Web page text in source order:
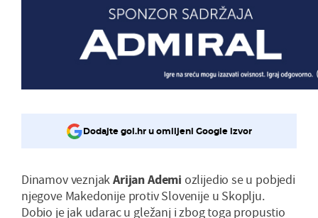
Dodajte gol.hr u omiljeni Google izvor
Dinamov veznjakArijan Ademi ozlijedio se u pobjedi
njegove Makedonije protiv Slovenije u Skoplju.
Dobio je jak udarac u gležanj i zbog toga propustio